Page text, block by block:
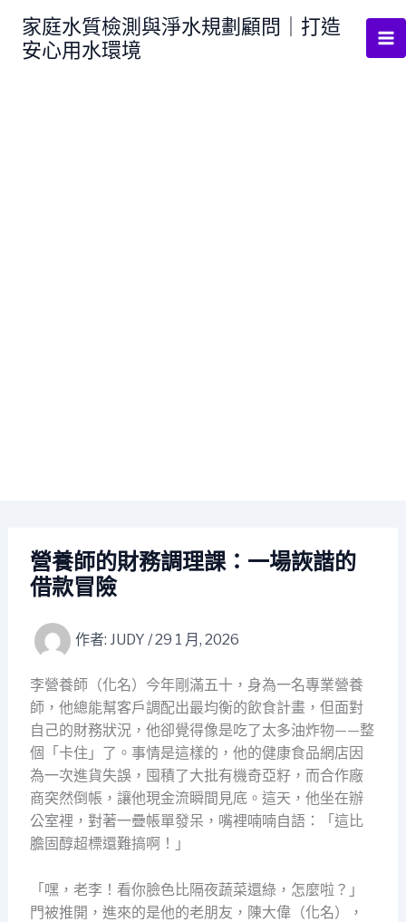
家庭水質檢測與淨水規劃顧問｜打造
安心用水環境
營養師的財務調理課：一場詼諧的
借款冒險
作者: JUDY /29 1 月, 2026
李營養師（化名）今年剛滿五十，身為一名專業營養
師，他總能幫客戶調配出最均衡的飲食計畫，但面對
自己的財務狀況，他卻覺得像是吃了太多油炸物——整
個「卡住」了。事情是這樣的，他的健康食品網店因
為一次進貨失誤，囤積了大批有機奇亞籽，而合作廠
商突然倒帳，讓他現金流瞬間見底。這天，他坐在辦
公室裡，對著一疊帳單發呆，嘴裡喃喃自語：「這比
膽固醇超標還難搞啊！」
「嘿，老李！看你臉色比隔夜蔬菜還綠，怎麼啦？」
門被推開，進來的是他的老朋友，陳大偉（化名），